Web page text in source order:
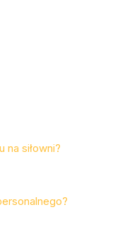
na siłowni?